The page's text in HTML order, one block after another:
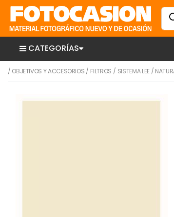
CATEGORÍAS
/ OBJETIVOS Y ACCESORIOS / FILTROS / SISTEMA LEE /